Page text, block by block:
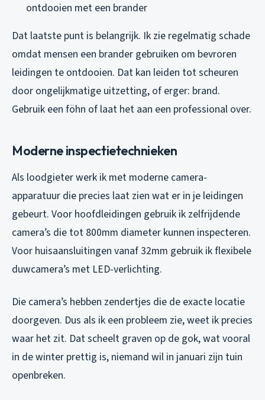
ontdooien met een brander
Dat laatste punt is belangrijk. Ik zie regelmatig schade
omdat mensen een brander gebruiken om bevroren
leidingen te ontdooien. Dat kan leiden tot scheuren
door ongelijkmatige uitzetting, of erger: brand.
Gebruik een föhn of laat het aan een professional over.
Moderne inspectietechnieken
Als loodgieter werk ik met moderne camera-
apparatuur die precies laat zien wat er in je leidingen
gebeurt. Voor hoofdleidingen gebruik ik zelfrijdende
camera’s die tot 800mm diameter kunnen inspecteren.
Voor huisaansluitingen vanaf 32mm gebruik ik flexibele
duwcamera’s met LED-verlichting.
Die camera’s hebben zendertjes die de exacte locatie
doorgeven. Dus als ik een probleem zie, weet ik precies
waar het zit. Dat scheelt graven op de gok, wat vooral
in de winter prettig is, niemand wil in januari zijn tuin
openbreken.